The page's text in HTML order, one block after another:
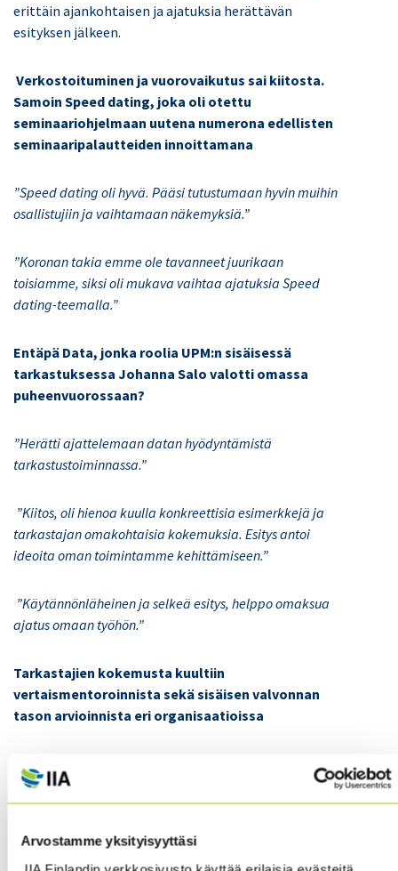
Arvostamme yksityisyyttäsi
erittäin ajankohtaisen ja ajatuksia herättävän
esityksen jälkeen.
Verkostoituminen ja vuorovaikutus sai kiitosta.
Samoin Speed dating, joka oli otettu
seminaariohjelmaan uutena numerona edellisten
seminaaripalautteiden innoittamana
”Speed dating oli hyvä. Pääsi tutustumaan hyvin muihin
osallistujiin ja vaihtamaan näkemyksiä.”
”Koronan takia emme ole tavanneet juurikaan
toisiamme, siksi oli mukava vaihtaa ajatuksia Speed
dating-teemalla.”
Entäpä Data, jonka roolia UPM:n sisäisessä
tarkastuksessa Johanna Salo valotti omassa
puheenvuorossaan?
”Herätti ajattelemaan datan hyödyntämistä
tarkastustoiminnassa.”
”Kiitos, oli hienoa kuulla konkreettisia esimerkkejä ja
tarkastajan omakohtaisia kokemuksia. Esitys antoi
ideoita oman toimintamme kehittämiseen.”
”Käytännönläheinen ja selkeä esitys, helppo omaksua
ajatus omaan työhön.”
Tarkastajien kokemusta kuultiin
vertaismentoroinnista sekä sisäisen valvonnan
tason arvioinnista eri organisaatioissa
”Rohkaisee miettimään sparrauksen käyttöä jatkossa
(miten, missä, milloin, kenen kanssa, jne.)”
Sisäisen valvonnan osalta”Kolmen eri näkökulman
tuominen oli erittäin hyvä formaatti. ”Oli avartavaa